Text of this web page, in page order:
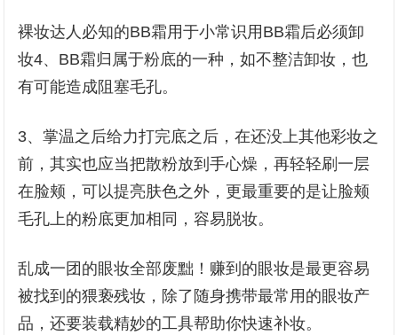
裸妆达人必知的BB霜用于小常识用BB霜后必须卸
妆4、BB霜归属于粉底的一种，如不整洁卸妆，也
有可能造成阻塞毛孔。
3、掌温之后给力打完底之后，在还没上其他彩妆之
前，其实也应当把散粉放到手心燥，再轻轻刷一层
在脸颊，可以提亮肤色之外，更最重要的是让脸颊
毛孔上的粉底更加相同，容易脱妆。
乱成一团的眼妆全部废黜！赚到的眼妆是最更容易
被找到的猥亵残妆，除了随身携带最常用的眼妆产
品，还要装载精妙的工具帮助你快速补妆。